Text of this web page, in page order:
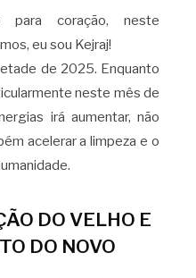
para coração, neste
eu sou Kejraj!
de 2025. Enquanto
neste mês de
irá aumentar, não
acelerar a limpeza e o
DO VELHO E
DO NOVO